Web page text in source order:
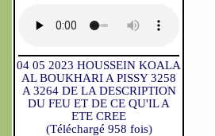
04 05 2023 HOUSSEIN KOALA
AL BOUKHARI A PISSY 3258
A 3264 DE LA DESCRIPTION
DU FEU ET DE CE QU'IL A
ETE CREE
(Téléchargé 958 fois)